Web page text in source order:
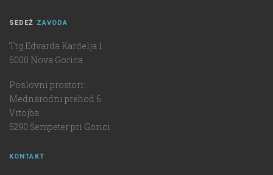
SEDEŽ ZAVODA
Trg Edvarda Kardelja 1
5000 Nova Gorica
Poslovni prostori:
Mednarodni prehod 6
Vrtojba
5290 Šempeter pri Gorici
KONTAKT